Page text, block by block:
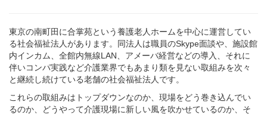
東京の南町田に合掌苑という養護老人ホームを中心に運営してい
る社会福祉法人があります。同法人は職員のSkype面談や、施設館
内インカム、全館内無線LAN、アメーバ経営などの導入、それに
伴いコンパ実践など介護業界でもあまり類を見ない取組みを次々
と継続し続けている老舗の社会福祉法人です。
これらの取組みはトップダウンなのか、現場をどう巻き込んでい
るのか、どうやって介護現場に新しい風を吹かせているのか、そ